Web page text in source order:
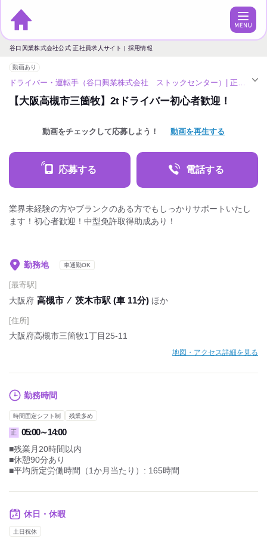
谷口興業株式会社公式 正社員求人サイト | 採用情報
動画あり
ドライバー・運転手（谷口興業株式会社 ストックセンター）| 正社員求人（茨木市駅）
【大阪高槻市三箇牧】2tドライバー初心者歓迎！
動画をチェックして応募しよう！ 動画を再生する
応募する 電話する
業界未経験の方やブランクのある方でもしっかりサポートいたし
ます！初心者歓迎！中型免許取得助成あり！
勤務地 車通勤OK
[最寄駅]
大阪府 高槻市 ⁄ 茨木市駅 (車 11分) ほか
[住所]
大阪府高槻市三箇牧1丁目25-11
地図・アクセス詳細を見る
勤務時間
時間固定シフト制 残業多め
正 05:00～14:00
■残業月20時間以内
■休憩90分あり
■平均所定労働時間（1か月当たり）: 165時間
休日・休暇
土日祝休